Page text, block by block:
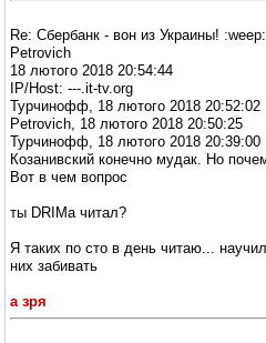
Re: Сбербанк - вон из Украины! :weep:
Petrovich
18 лютого 2018 20:54:44
IP/Host: ---.it-tv.org
Турчинофф, 18 лютого 2018 20:52:02
Petrovich, 18 лютого 2018 20:50:25
Турчинофф, 18 лютого 2018 20:39:00
Козанивский конечно мудак. Но
Вот в чем вопрос
ты DRIMа читал?
Я таких по сто в день читаю...
них забивать
а зря